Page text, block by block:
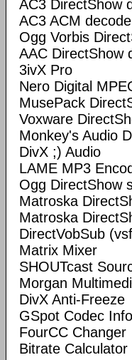
AC3 DirectShow
AC3 ACM
Ogg Vorbis
AAC DirectShow
3ivX Pro
Nero Digital
MusePack
Voxware
Monkey's Audio
DivX ;) Audio
LAME MP3
Ogg DirectShow
Matroska
Matroska
DirectVobSub
Matrix Mixer
SHOUTcast
Morgan
DivX Anti-Freeze
GSpot Codec
FourCC Changer
Bitrate Calculator